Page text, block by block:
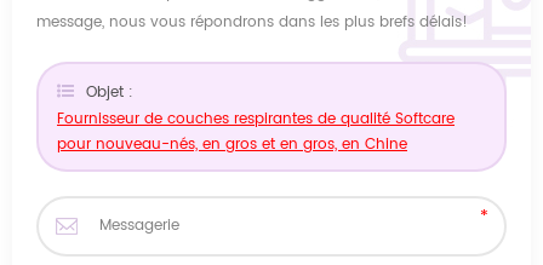
message, nous vous répondrons dans les plus brefs délais!
Objet :
Fournisseur de couches respirantes de qualité Softcare
pour nouveau-nés, en gros et en gros, en Chine